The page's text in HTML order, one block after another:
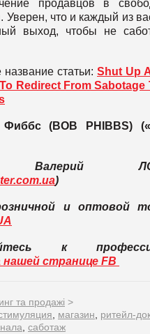
продавцов в
Уверен, что и каждый из
выход, чтобы не
статьи: Shut Up
Redirect From Sabotage
(BOB PHIBBS)
Валерий
)
и оптовой
к
нашей странице FB
та продажі >
, магазин, ритейл-
, саботаж